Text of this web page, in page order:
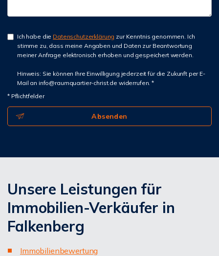
Ich habe die Datenschutzerklärung zur Kenntnis genommen. Ich
stimme zu, dass meine Angaben und Daten zur Beantwortung
meiner Anfrage elektronisch erhoben und gespeichert werden.
Hinweis: Sie können Ihre Einwilligung jederzeit für die Zukunft per E-
Mail an info@raumquartier-christ.de widerrufen. *
* Pflichtfelder
Absenden
Unsere Leistungen für
Immobilien-Verkäufer in
Falkenberg
Immobilienbewertung